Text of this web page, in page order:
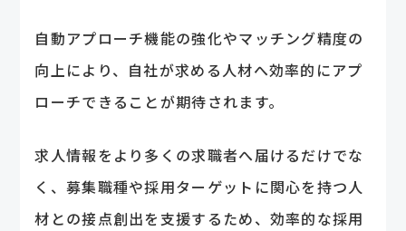
自動アプローチ機能の強化やマッチング精度の
向上により、自社が求める人材へ効率的にアプ
ローチできることが期待されます。
求人情報をより多くの求職者へ届けるだけでな
く、募集職種や採用ターゲットに関心を持つ人
材との接点創出を支援するため、効率的な採用